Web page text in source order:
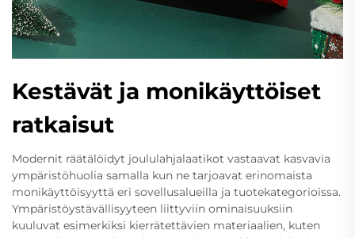
Kestävät ja monikäyttöiset
ratkaisut
Modernit räätälöidyt joululahjalaatikot vastaavat kasvavia
ympäristöhuolia samalla kun ne tarjoavat erinomaista
monikäyttöisyyttä eri sovellusalueilla ja tuotekategorioissa.
Ympäristöystävällisyyteen liittyviin ominaisuuksiin
kuuluvat esimerkiksi kierrätettävien materiaalien, kuten